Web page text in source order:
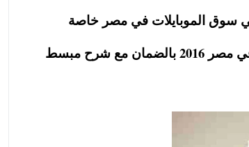
سوق الموبايلات في مصر خاصة
الهواتف الذكية ، حيث نستعرض معكم احدث اسعار موبايلات سامسونج في مصر 2016 بالضمان مع شرح مبسط